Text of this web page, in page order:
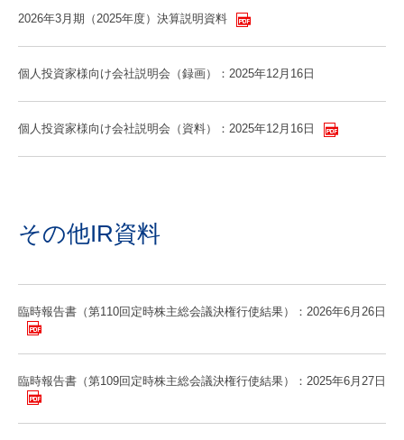
2026年3月期（2025年度）決算説明資料
個人投資家様向け会社説明会（録画）：2025年12月16日
個人投資家様向け会社説明会（資料）：2025年12月16日
その他IR資料
臨時報告書（第110回定時株主総会議決権行使結果）：2026年6月26日
臨時報告書（第109回定時株主総会議決権行使結果）：2025年6月27日